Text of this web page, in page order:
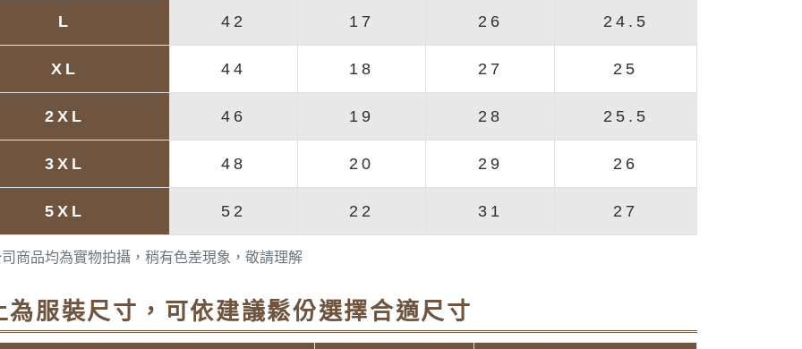
商品均為實物拍攝，稍有色差現象，敬請理解
L 42 17 26 24.5
XL 44 18 27 25
2XL 46 19 28 25.5
3XL 48 20 29 26
5XL 52 22 31 27
為服裝尺寸，可依建議鬆份選擇合適尺寸